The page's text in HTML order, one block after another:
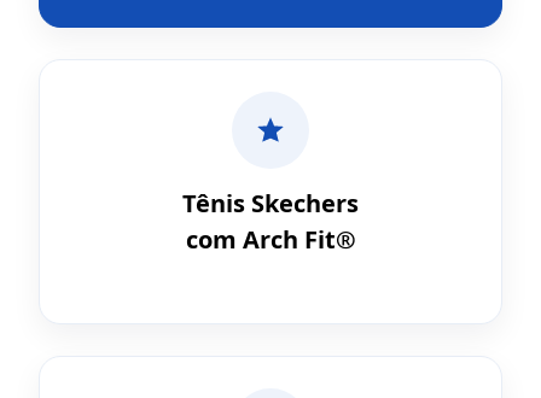
Tênis Skechers
com Arch Fit®